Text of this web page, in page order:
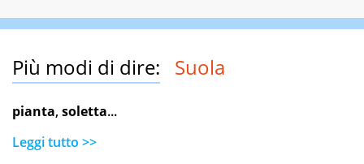
Più modi di dire: Suola
pianta,soletta...
Leggi tutto >>